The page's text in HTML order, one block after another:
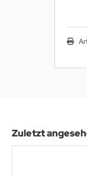
Zuletzt